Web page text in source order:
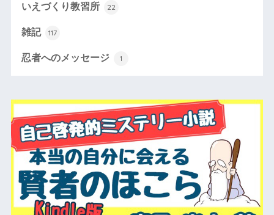
いえづくり教習所 22
雑記 117
忍者へのメッセージ 1